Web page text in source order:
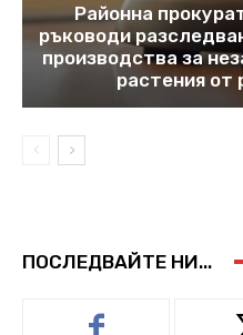
Районна
ръководи
производства за
растения от
ПОСЛЕДВАЙТЕ НИ...